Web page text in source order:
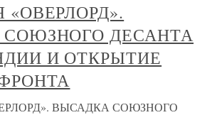
ДЕСАНТА
И ОТКРЫТИЕ
ВЫСАДКА СОЮЗНОГО